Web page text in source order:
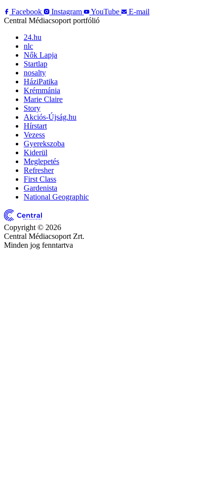
Facebook
Instagram YouTube
E-mail
Central Médiacsoport portfólió
24.hu
nlc
Nők Lapja
Startlap
nosalty
HáziPatika
Krémmánia
Marie Claire
Story
Akciós-Újság.hu
Hírstart
Vezess
Gyerekszoba
Kiderül
Meglepetés
Refresher
First Class
Gardenista
National Geographic
Copyright © 2026
Central Médiacsoport Zrt.
Minden jog fenntartva